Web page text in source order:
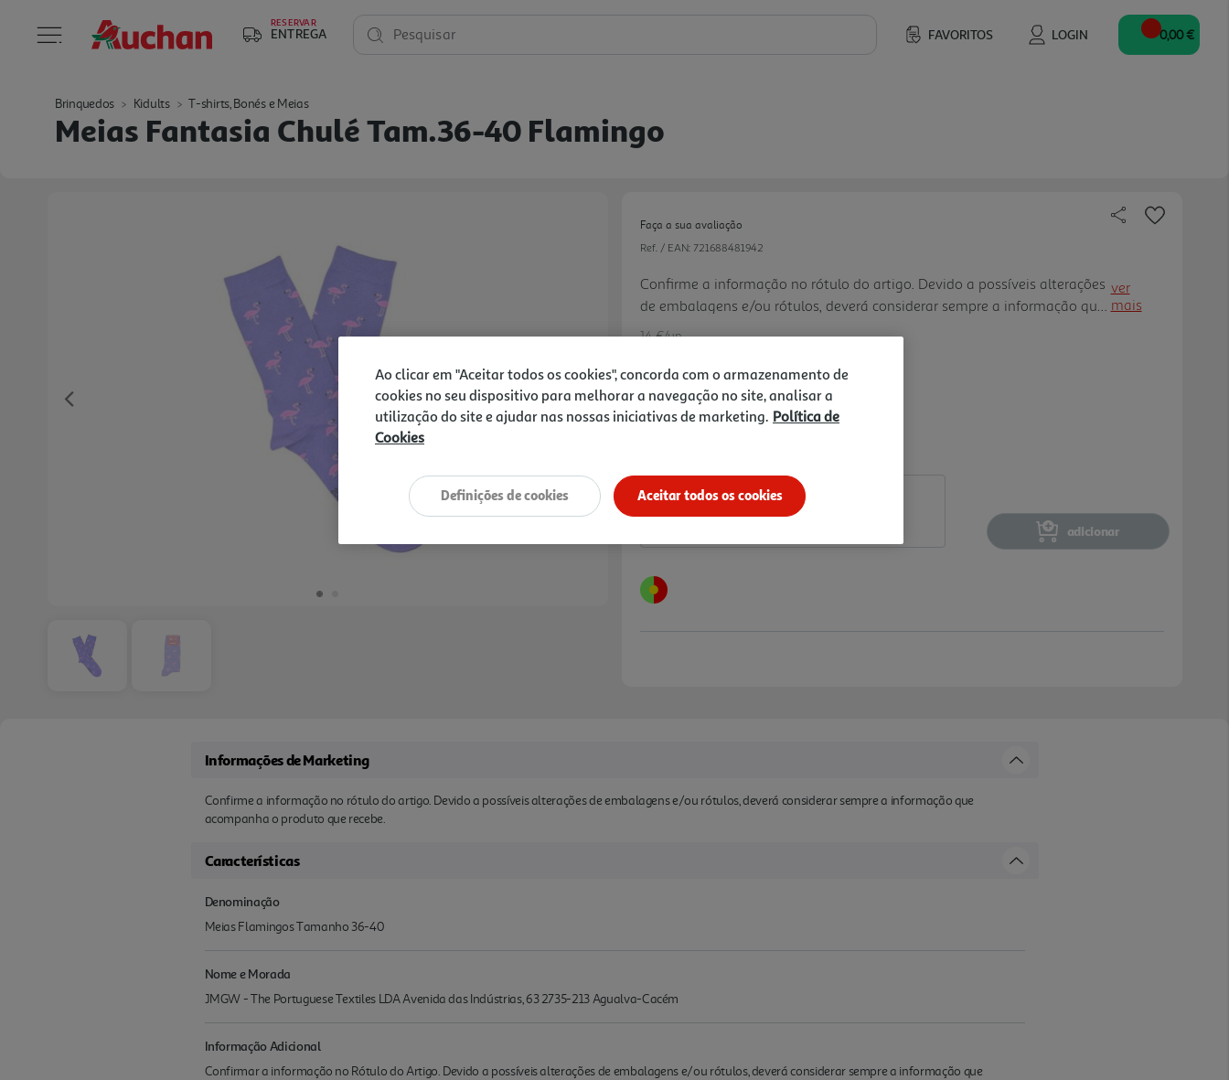
RESERVAR
ENTREGA FAVORITOS LOGIN
Pesquisar 0,00 €
Brinquedos Kidults T-shirts, Bonés e Meias
Meias Fantasia Chulé Tam.36-40 Flamingo
Previous Next
Faça a sua avaliação
Ref. / EAN: 721688481942
Confirme a informação no rótulo do artigo. Devido a possíveis alterações
de embalagens e/ou rótulos, deverá considerar sempre a informação que
acompanha o produto que recebe.
ver
mais
14 €/un
14,00 €
adicionar
Informações de Marketing
Confirme a informação no rótulo do artigo. Devido a possíveis alterações de embalagens e/ou rótulos, deverá considerar sempre a informação que
acompanha o produto que recebe.
Características
Denominação
Meias Flamingos Tamanho 36-40
Nome e Morada
JMGW - The Portuguese Textiles LDA Avenida das Indústrias, 63 2735-213 Agualva-Cacém
Informação Adicional
Confirmar a informação no Rótulo do Artigo. Devido a possíveis alterações de embalagens e/ou rótulos, deverá considerar sempre a informação que
Ao clicar em "Aceitar todos os cookies", concorda com o armazenamento de
cookies no seu dispositivo para melhorar a navegação no site, analisar a
utilização do site e ajudar nas nossas iniciativas de marketing. Política de
Cookies
Aceitar todos os cookies
Definições de cookies